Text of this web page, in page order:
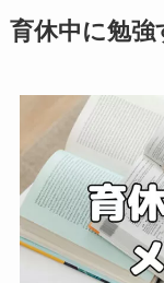
育休中に勉